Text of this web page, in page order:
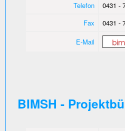
Telefon
0431 -
Fax
0431 -
E-Mail
BIMSH -